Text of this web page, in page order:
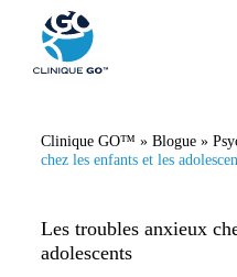
Clinique GO™ » Blogue »
chez les enfants et les
Les troubles anxieux
adolescents